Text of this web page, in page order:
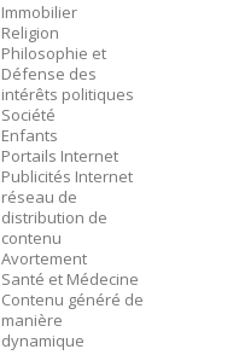
Immobilier
Religion
Philosophie et
Défense des
intérêts politiques
Société
Enfants
Portails Internet
Publicités Internet
réseau de
distribution de
contenu
Avortement
Santé et Médecine
Contenu généré de
manière
dynamique